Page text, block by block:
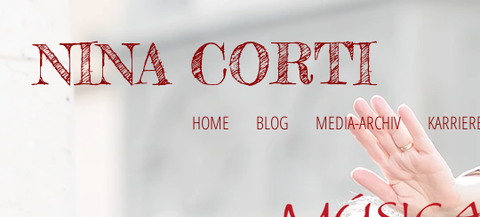
NINA CORTI
HOME BLOG MEDIA-ARCHIV